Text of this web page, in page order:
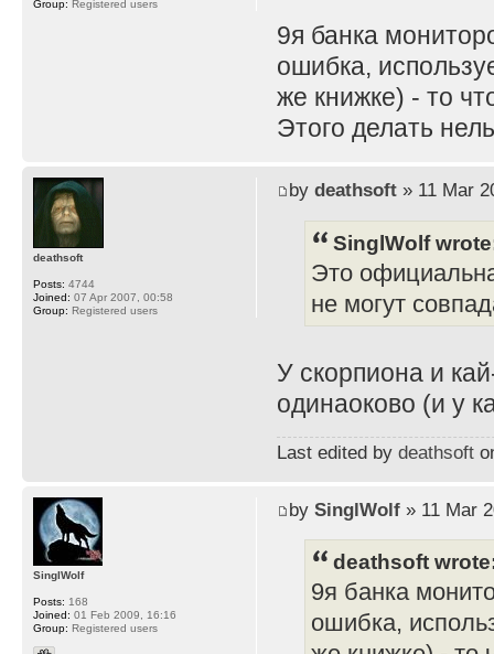
9я банка
ошибка,
же книжке) - то
Этого делать
Group: Registered users
by deathsoft» 11 Mar
SinglWolf
Это
не могут
У скорпиона и
одинаоково (и у
Last edited by deathsoft
deathsoft
Posts: 4744
Joined: 07 Apr 2007, 00:58
Group: Registered users
by SinglWolf» 11 Mar
deathsoft
9я банка
ошибка,
SinglWolf
Posts: 168
Joined: 01 Feb 2009, 16:16
Group: Registered users